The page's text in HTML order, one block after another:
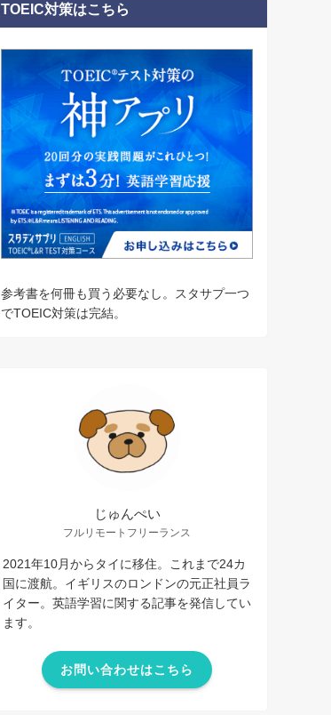
TOEIC対策はこちら
参考書を何冊も買う必要なし。スタサプ一つ
でTOEIC対策は完結。
じゅんぺい
フルリモートフリーランス
2021年10月からタイに移住。これまで24カ
国に渡航。イギリスのロンドンの元正社員ラ
イター。英語学習に関する記事を発信してい
ます。
お問い合わせはこちら